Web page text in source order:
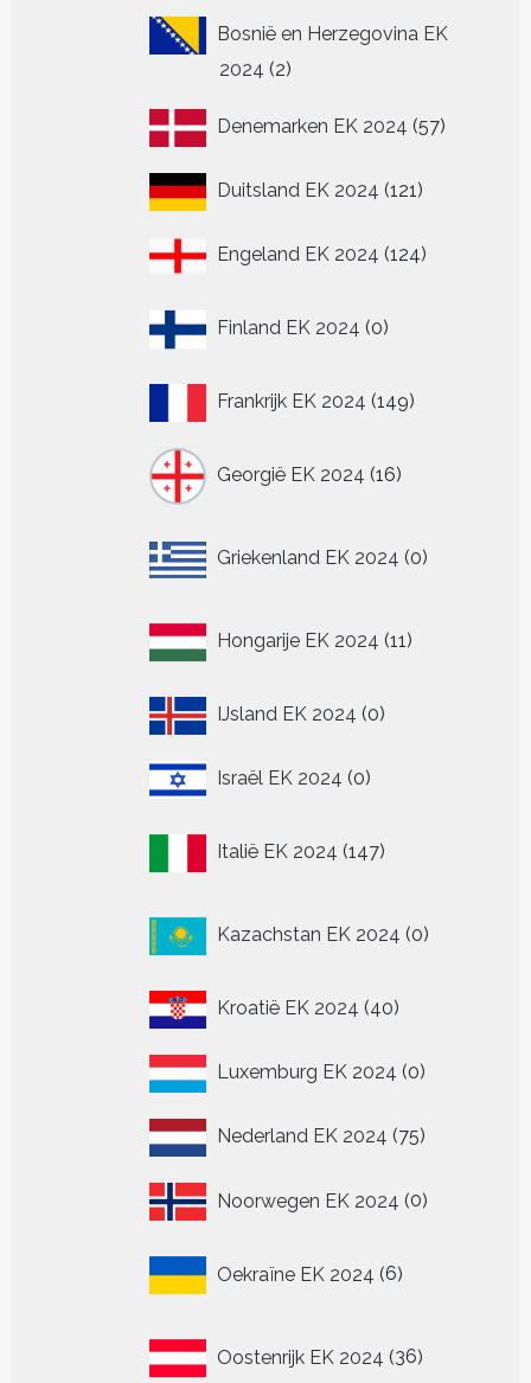
Bosnië en Herzegovina EK
2024 22
Denemarken EK 2024 5757
Duitsland EK 2024 121121
Engeland EK 2024 124124
Finland EK 2024 0
producten
Frankrijk EK 2024 149149
Georgië EK 2024 16
producten
Griekenland EK 2024 0
producten
Hongarije EK 2024 11
producten
IJsland EK 2024 00
Israël EK 2024 00
Italië EK 2024 147
producten
Kazachstan EK 2024 0
producten
Kroatië EK 2024 4040
Luxemburg EK 2024 00
Nederland EK 2024 7575
Noorwegen EK 2024 00
Oekraïne EK 2024 6
producten
Oostenrijk EK 2024 36
producten